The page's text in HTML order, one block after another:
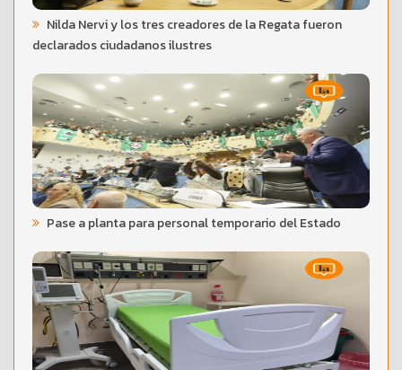
Nilda Nervi y los tres creadores de la Regata fueron
declarados ciudadanos ilustres
Pase a planta para personal temporario del Estado